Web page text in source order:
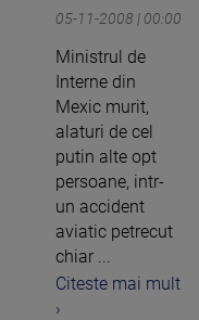
05-11-2008 | 00:00
Ministrul de
Interne din
Mexic murit,
alaturi de cel
putin alte opt
persoane, intr-
un accident
aviatic petrecut
chiar ...
Citeste mai mult
›